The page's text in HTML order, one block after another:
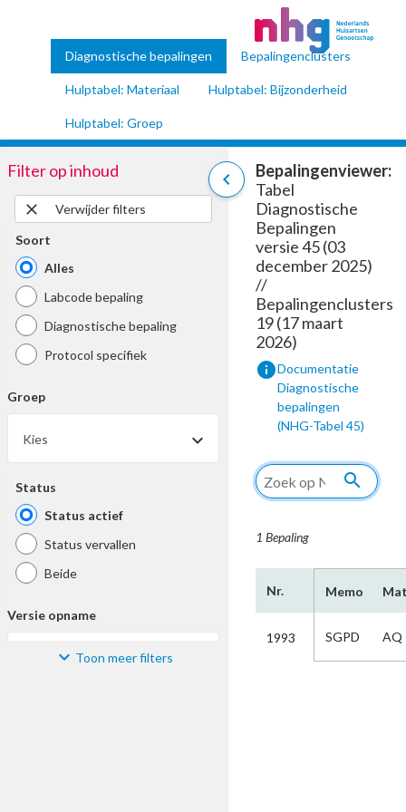
Diagnostische bepalingen Bepalingenclusters
Hulptabel: Materiaal Hulptabel: Bijzonderheid
Hulptabel: Groep
chevron_left
Filter op inhoud
close
Verwijder filters
Soort
Alles
Labcode bepaling
Diagnostische bepaling
Protocol specifiek
Groep
Kies
Status
Status actief
Status vervallen
Beide
Versie opname
Toon meer filters
Bepalingenviewer:
Tabel
Diagnostische
Bepalingen
versie 45 (03
december 2025)
//
Bepalingenclusters
19 (17 maart
2026)
infoDocumentatie
Diagnostische
bepalingen
(NHG-Tabel 45)
search
1 Bepaling
Nr. Memo
1993 SGPD AQ